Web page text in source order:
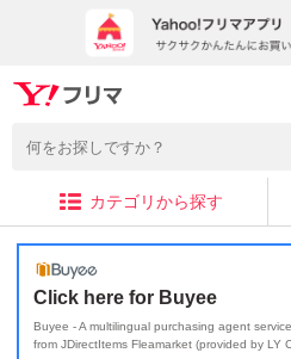
カテゴリから探す
Click here for Buyee
Buyee - A multilingual purchasing agent
from JDirectItems Fleamarket (provided by LY